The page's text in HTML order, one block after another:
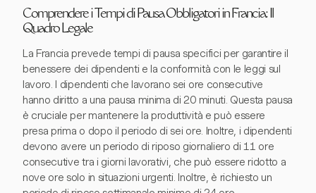
Comprendere i Tempi di Pausa Obbligatori in Francia: Il
Quadro Legale
La Francia prevede tempi di pausa specifici per garantire il
benessere dei dipendenti e la conformità con le leggi sul
lavoro. I dipendenti che lavorano sei ore consecutive
hanno diritto a una pausa minima di 20 minuti. Questa pausa
è cruciale per mantenere la produttività e può essere
presa prima o dopo il periodo di sei ore. Inoltre, i dipendenti
devono avere un periodo di riposo giornaliero di 11 ore
consecutive tra i giorni lavorativi, che può essere ridotto a
nove ore solo in situazioni urgenti. Inoltre, è richiesto un